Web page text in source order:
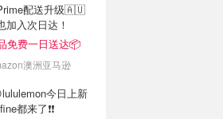
配送升级🇦🇺
加入次日达！
免费一日送达📦
澳洲亚马逊
今日上新
都来了❗️❗️